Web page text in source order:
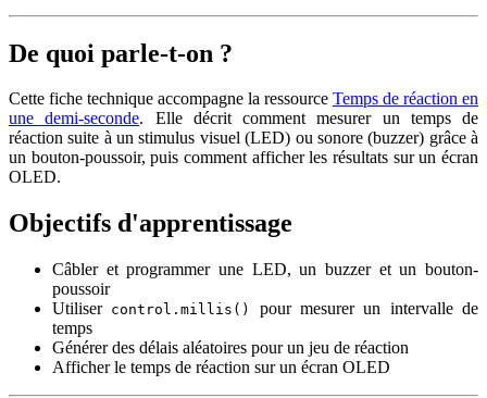
De quoi parle-t-on ?
Cette fiche technique accompagne la ressource Temps de réaction en
une demi-seconde. Elle décrit comment mesurer un temps de
réaction suite à un stimulus visuel (LED) ou sonore (buzzer) grâce à
un bouton-poussoir, puis comment afficher les résultats sur un écran
OLED.
Objectifs d'apprentissage
Câbler et programmer une LED, un buzzer et un bouton-
poussoir
Utiliser control.millis()
pour mesurer un intervalle de
temps
Générer des délais aléatoires pour un jeu de réaction
Afficher le temps de réaction sur un écran OLED